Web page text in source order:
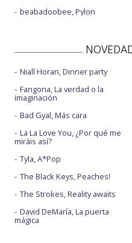
beabadoobee, Pylon
Niall Horan, Dinner party
Fangoria, La verdad o la
imaginación
Bad Gyal, Más cara
La La Love You, ¿Por qué me
miráis así?
Tyla, A*Pop
The Black Keys, Peaches!
The Strokes, Reality awaits
David DeMaría, La puerta
mágica